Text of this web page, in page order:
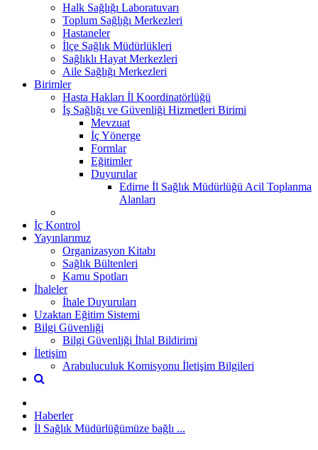
Halk Sağlığı Laboratuvarı
Toplum Sağlığı Merkezleri
Hastaneler
İlçe Sağlık Müdürlükleri
Sağlıklı Hayat Merkezleri
Aile Sağlığı Merkezleri
Birimler
Hasta Hakları İl Koordinatörlüğü
İş Sağlığı ve Güvenliği Hizmetleri Birimi
Mevzuat
İç Yönerge
Formlar
Eğitimler
Duyurular
Edirne İl Sağlık Müdürlüğü Acil Toplanma
Alanları
İç Kontrol
Yayınlarımız
Organizasyon Kitabı
Sağlık Bültenleri
Kamu Spotları
İhaleler
İhale Duyuruları
Uzaktan Eğitim Sistemi
Bilgi Güvenliği
Bilgi Güvenliği İhlal Bildirimi
İletişim
Arabuluculuk Komisyonu İletişim Bilgileri
Haberler
İl Sağlık Müdürlüğümüze bağlı ...